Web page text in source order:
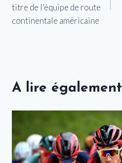
l’article
titre de l’équipe de route
continentale américaine
A lire également